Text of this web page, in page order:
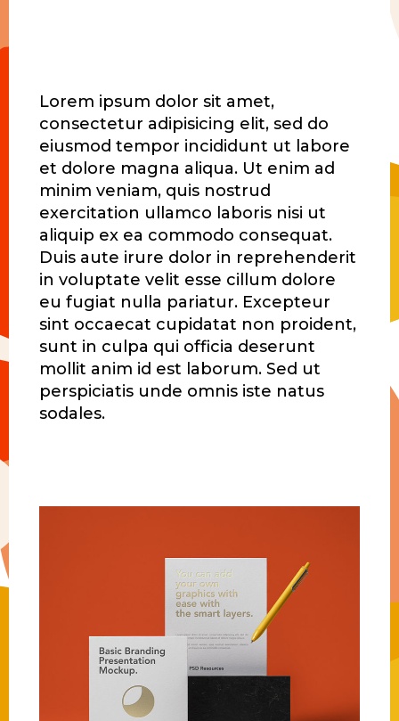
Lorem ipsum dolor sit amet,
consectetur adipisicing elit, sed do
eiusmod tempor incididunt ut labore
et dolore magna aliqua. Ut enim ad
minim veniam, quis nostrud
exercitation ullamco laboris nisi ut
aliquip ex ea commodo consequat.
Duis aute irure dolor in reprehenderit
in voluptate velit esse cillum dolore
eu fugiat nulla pariatur. Excepteur
sint occaecat cupidatat non proident,
sunt in culpa qui officia deserunt
mollit anim id est laborum. Sed ut
perspiciatis unde omnis iste natus
sodales.